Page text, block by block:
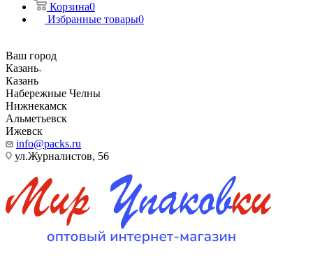
Корзина0
Избранные товары0
Ваш город
Казань
Казань
Набережные Челны
Нижнекамск
Альметьевск
Ижевск
info@packs.ru
ул.Журналистов, 56